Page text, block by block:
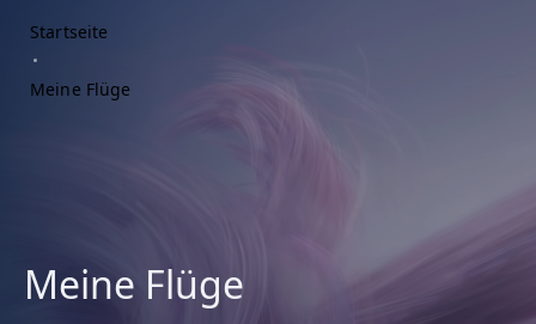
Startseite
Meine Flüge
Meine Flüge